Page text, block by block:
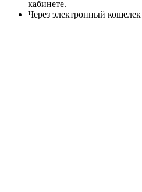
кабинете.
Через электронный